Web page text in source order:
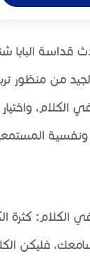
قداسة البابا
من منظور
الكلام،
ونفسية
في الكلام: كثرة
فليكن